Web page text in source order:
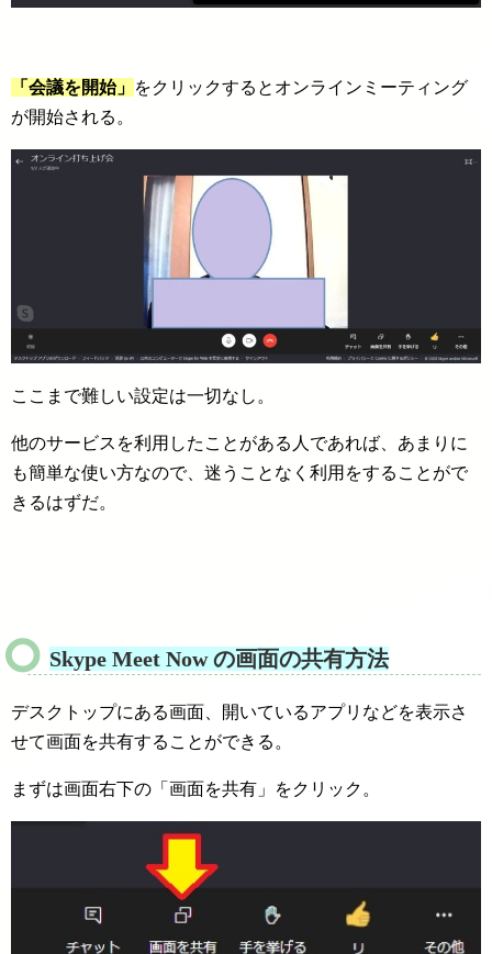
「会議を開始」 をクリックするとオンラインミーティング
が開始される。
ここまで難しい設定は一切なし。
他のサービスを利用したことがある人であれば、あまりに
も簡単な使い方なので、迷うことなく利用をすることがで
きるはずだ。
Skype Meet Nowの画面の共有方法
デスクトップにある画面、開いているアプリなどを表示さ
せて画面を共有することができる。
まずは画面右下の「画面を共有」をクリック。